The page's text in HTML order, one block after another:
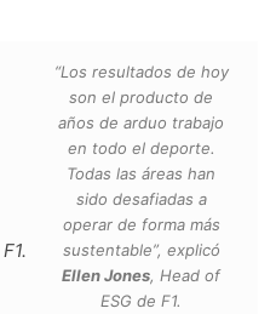
“Los resultados de hoy
son el producto de
años de arduo trabajo
en todo el deporte.
Todas las áreas han
sido desafiadas a
operar de forma más
sustentable”, explicó
Ellen Jones, Head of
ESG de F1.